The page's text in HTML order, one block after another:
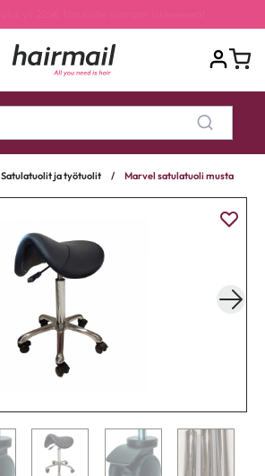
Satulatuolit ja työtuolit / Marvel satulatuoli musta